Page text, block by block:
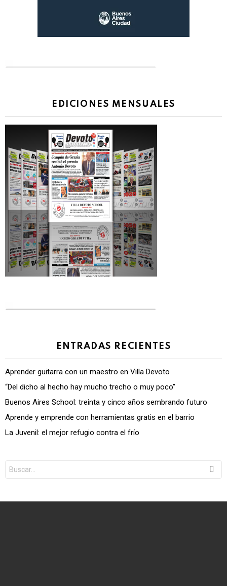
EDICIONES MENSUALES
ENTRADAS RECIENTES
Aprender guitarra con un maestro en Villa Devoto
“Del dicho al hecho hay mucho trecho o muy poco”
Buenos Aires School: treinta y cinco años sembrando futuro
Aprende y emprende con herramientas gratis en el barrio
La Juvenil: el mejor refugio contra el frío
for: